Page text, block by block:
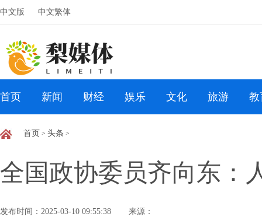
中文版 中文繁体
首页 新闻 财经 娱乐 文化 旅游 教
首页 > 头条 >
全国政协委员齐向东：
发布时间：2025-03-10 09:55:38 来源：